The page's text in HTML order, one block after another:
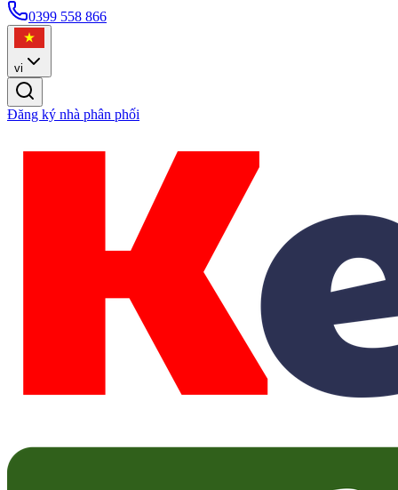
0399 558 866
vi
Đăng ký nhà phân phối